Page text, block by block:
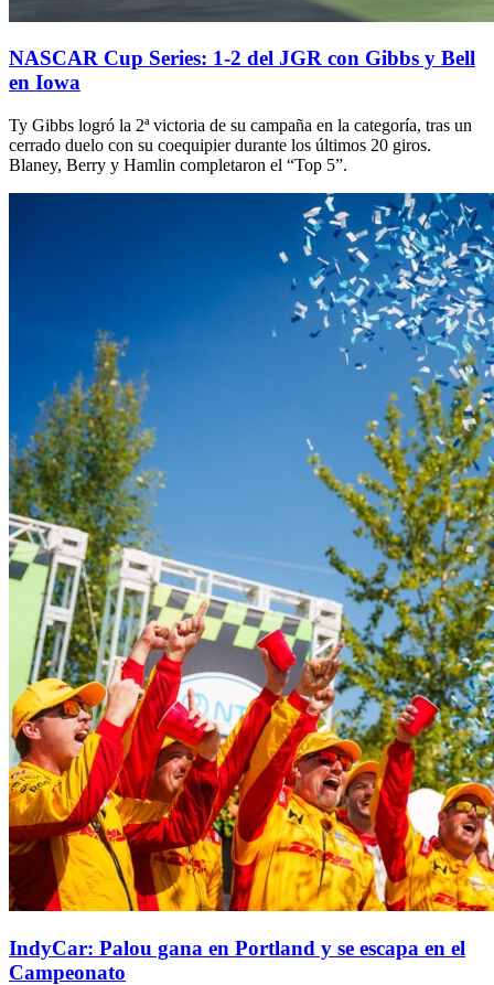
NASCAR Cup Series: 1-2 del JGR con Gibbs y Bell
en Iowa
Ty Gibbs logró la 2ª victoria de su campaña en la categoría, tras un
cerrado duelo con su coequipier durante los últimos 20 giros.
Blaney, Berry y Hamlin completaron el “Top 5”.
IndyCar: Palou gana en Portland y se escapa en el
Campeonato